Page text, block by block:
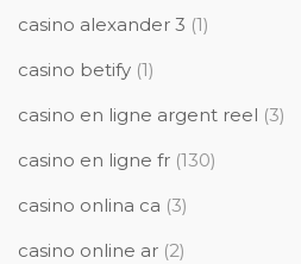
casino alexander 3 (1)
casino betify (1)
casino en ligne argent reel (3)
casino en ligne fr (130)
casino onlina ca (3)
casino online ar (2)